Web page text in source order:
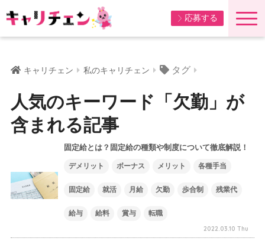
応募する
キャリチェン 私のキャリチェン タグ
人気のキーワード「欠勤」が
含まれる記事
固定給とは？固定給の種類や制度について徹底解説！
デメリット ボーナス メリット 各種手当
固定給 就活 月給 欠勤 歩合制 残業代
給与 給料 賞与 転職
2022.03.10 Thu